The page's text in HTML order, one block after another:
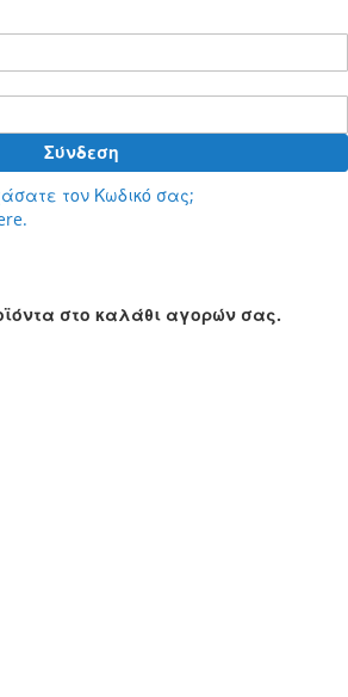
Σύνδεση
τον Κωδικό σας;
στο καλάθι αγορών σας.